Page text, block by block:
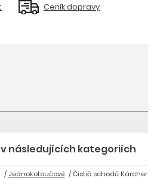
Ceník dopravy
následujících kategoriích
Jednokotoučové
Čistič schodů Kärcher